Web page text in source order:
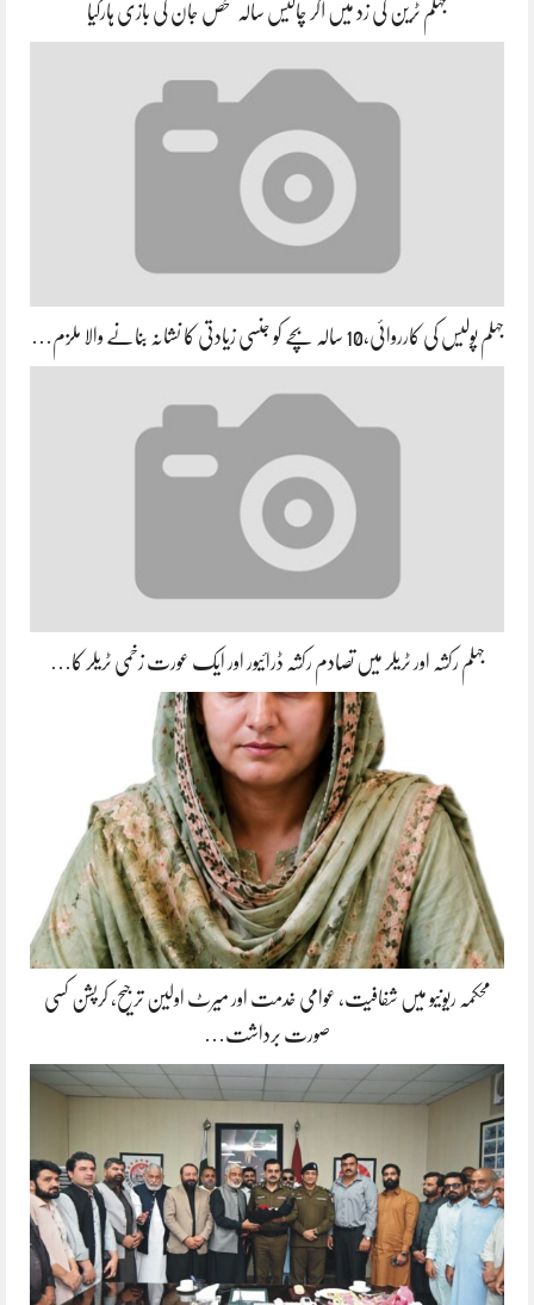
جہلم ٹرین کی زد میں آکر چالیس سالہ شخص جان کی بازی ہارگیا
جہلم پولیس کی کارروائی،10 سالہ بچے کو جنسی زیادتی کا نشانہ بنانے والا ملزم…
جہلم رکشہ اور ٹریلر میں تصادم رکشہ ڈرائیور اور ایک عورت زخمی ٹریلر کا…
محکمہ ریونیو میں شفافیت، عوامی خدمت اور میرٹ اولین ترجیح، کرپشن کسی
صورت برداشت…